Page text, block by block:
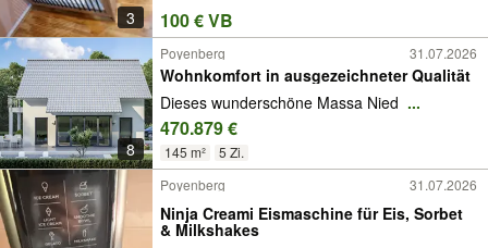
3 100 € VB
8
Poyenberg 31.07.2026
Wohnkomfort in ausgezeichneter Qualität
Dieses wunderschöne Massa Nied ...
470.879 €
145 m² 5 Zi.
Poyenberg 31.07.2026
Ninja Creami Eismaschine für Eis, Sorbet
& Milkshakes